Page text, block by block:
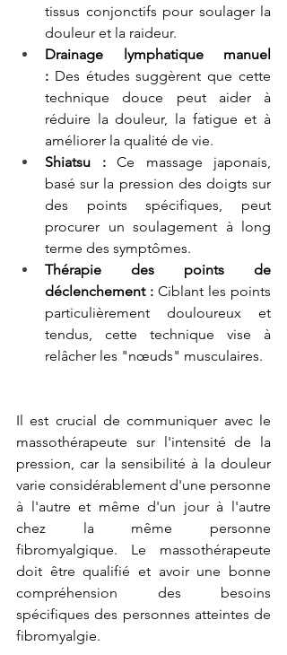
tissus conjonctifs pour soulager la
douleur et la raideur.
Drainage lymphatique manuel
: Des études suggèrent que cette
technique douce peut aider à
réduire la douleur, la fatigue et à
améliorer la qualité de vie.
Shiatsu : Ce massage japonais,
basé sur la pression des doigts sur
des points spécifiques, peut
procurer un soulagement à long
terme des symptômes.
Thérapie des points de
déclenchement : Ciblant les points
particulièrement douloureux et
tendus, cette technique vise à
relâcher les "nœuds" musculaires.
Il est crucial de communiquer avec le
massothérapeute sur l'intensité de la
pression, car la sensibilité à la douleur
varie considérablement d'une personne
à l'autre et même d'un jour à l'autre
chez la même personne
fibromyalgique. Le massothérapeute
doit être qualifié et avoir une bonne
compréhension des besoins
spécifiques des personnes atteintes de
fibromyalgie.